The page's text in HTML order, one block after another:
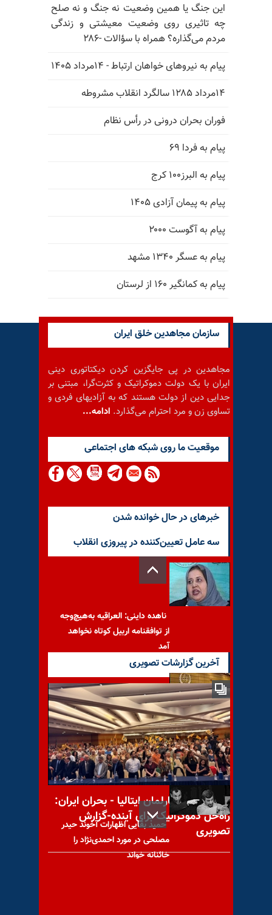
این جنگ یا همین وضعیت نه جنگ و نه صلح
چه تاثیری روی وضعیت معیشتی و زندگی
مردم می‌گذاره؟ همراه با سؤالات -۲۸۶
پیام به نیروهای خواهان ارتباط - ۱۴مرداد ۱۴۰۵
۱۴مرداد ۱۲۸۵ سالگرد انقلاب مشروطه
فوران بحران درونی در رأس نظام
پیام به فردا ۶۹
پیام به البرز۱۰۰ کرج
پیام به پیمان آزادی ۱۴۰۵
پیام به آگوست ۲۰۰۰
پیام به عسگر ۱۳۴۰ مشهد
پیام به کمانگیر ۱۶۰ از لرستان
سازمان مجاهدین خلق ایران
مجاهدین در پی جایگزین کردن دیکتاتوری دینی
ایران با یک دولت دموکراتیک و کثرت‌گرا، مبتنی بر
جدایی دین از دولت هستند که به آزادیهای فردی و
تساوی زن و مرد احترام می‌گذارد. ادامه...
موقعيت ما روى شبكه هاى اجتماعى
خبرهای در حال خوانده شدن
سه عامل تعیین‌کننده در پیروزی انقلاب
ناهده داینی: العراقیه به‌هیچ‌وجه
از توافقنامه اربیل کوتاه نخواهد
آمد
تصویب قطعنامه شورای حکام،
علایم مثبتی از تحریمهای
احتمالی علیه رژیم
حمید بقایی اظهارات آخوند حیدر
مصلحی در مورد احمدی‌نژاد را
خائنانه خواند
آخرین گزارشات تصویری
کنفرانس در پارلمان ایتالیا - بحران ایران:
راه‌حل دموکراتیک برای آینده-گزارش
تصویری